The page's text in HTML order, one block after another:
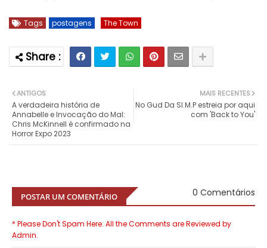
Tags postagens The Town
MAIS RECENTES
No Gud Da SI.M.P estreia por aqui
com 'Back to You'
ANTIGOS
A verdadeira história de
Annabelle e Invocação do Mal:
Chris McKinnell é confirmado na
Horror Expo 2023
POSTAR UM COMENTÁRIO 0 Comentários
* Please Don't Spam Here. All the Comments are Reviewed by
Admin.